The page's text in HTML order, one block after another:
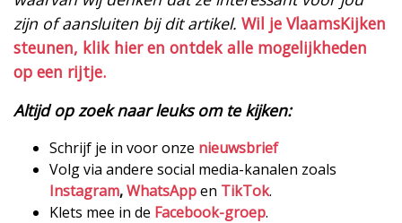
zijn of aansluiten bij dit artikel. Wil je VlaamsKijken
steunen, klik hier en ontdek alle mogelijkheden
op een rijtje.
Altijd op zoek naar leuks om te kijken:
Schrijf je in voor onze nieuwsbrief
Volg via andere social media-kanalen zoals
Instagram,WhatsAppen TikTok.
Klets mee in de Facebook-groep.